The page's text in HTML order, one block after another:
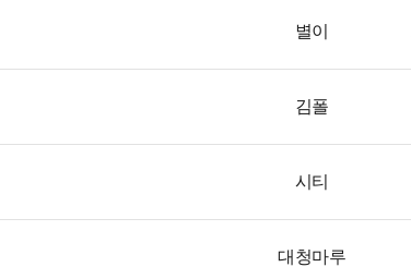
별이
김폴
시티
대청마루